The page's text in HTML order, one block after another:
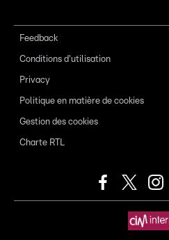
Feedback
Conditions d'utilisation
Privacy
Politique en matière de cookies
Gestion des cookies
Charte RTL